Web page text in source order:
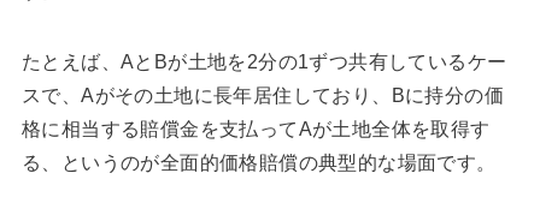
たとえば、AとBが土地を2分の1ずつ共有しているケー
スで、Aがその土地に長年居住しており、Bに持分の価
格に相当する賠償金を支払ってAが土地全体を取得す
る、というのが全面的価格賠償の典型的な場面です。